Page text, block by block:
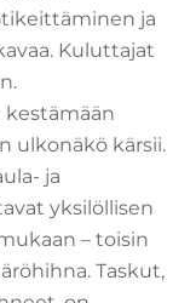
ja
Kuluttajat
ulkonäkö kärsii.
ja
yksilöllisen
– toisin
Taskut,